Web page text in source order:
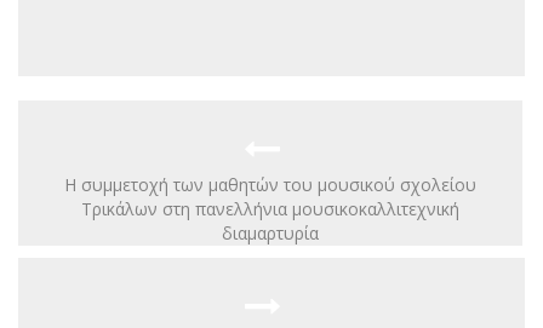
Η συμμετοχή των μαθητών του μουσικού σχολείου
Τρικάλων στη πανελλήνια μουσικοκαλλιτεχνική
διαμαρτυρία